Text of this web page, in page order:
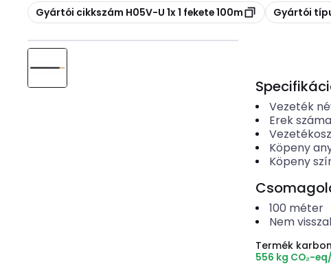
Másolás
Gyártói cikkszám H05V-U 1x 1 fekete 100m Másolás
Gyártói
Vezeték
Erek száma
Köpeny
Köpeny
100 méter
Nem
Termék
556 kg CO₂-